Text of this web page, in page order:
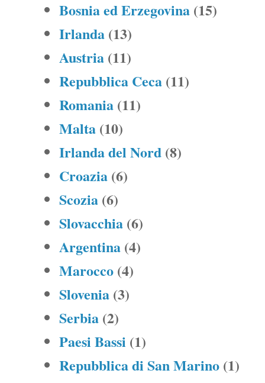
Bosnia ed Erzegovina (15)
Irlanda (13)
Austria (11)
Repubblica Ceca (11)
Romania (11)
Malta (10)
Irlanda del Nord (8)
Croazia (6)
Scozia (6)
Slovacchia (6)
Argentina (4)
Marocco (4)
Slovenia (3)
Serbia (2)
Paesi Bassi (1)
Repubblica di San Marino (1)